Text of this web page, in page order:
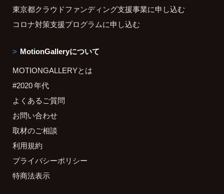
東京都クラウドファンディング支援事業に申し込む
コロナ対策支援プログラムに申し込む
MotionGalleryについて
MOTIONGALLERYとは
#2020 年代
よくあるご質問
お問い合わせ
取材のご相談
利用規約
プライバシーポリシー
特商法表示